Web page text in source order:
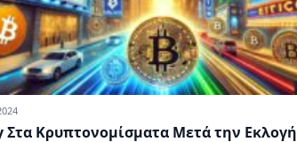
Στα Κρυπτονομίσματα Μετά την Εκλογή